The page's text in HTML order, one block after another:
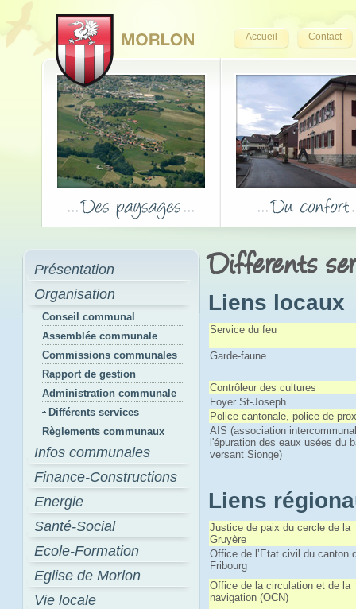
Accueil Contact
Présentation
Organisation
Conseil communal
Assemblée communale
Commissions communales
Rapport de gestion
Administration communale
Différents services
Règlements communaux
Infos communales
Finance-Constructions
Energie
Santé-Social
Ecole-Formation
Eglise de Morlon
Vie locale
Differents
Liens locaux
Service du feu
Garde-faune
Contrôleur des cultures
Foyer St-Joseph
Police cantonale, police de
AIS (association
l'épuration des eaux usées du
versant Sionge)
Liens
Justice de paix du cercle de la
Gruyère
Office de l’Etat civil du canton
Fribourg
Office de la circulation et de la
navigation (OCN)